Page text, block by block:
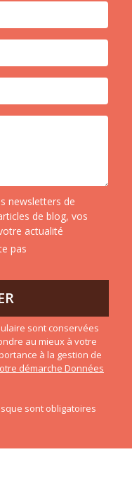
newsletters de
de blog, vos
actualité
pas
sont conservées
au mieux à votre
à la gestion de
démarche Données
sont obligatoires